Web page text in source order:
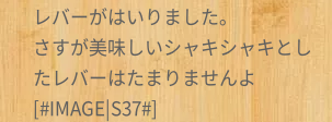
レバーがはいりました。
さすが美味しいシャキシャキとし
たレバーはたまりませんよ
[#IMAGE|S37#]